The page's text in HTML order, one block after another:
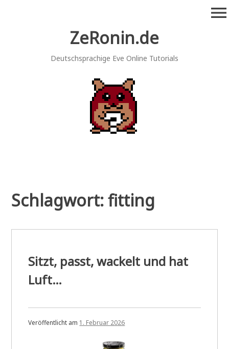
ZeRonin.de
Deutschsprachige Eve Online Tutorials
menu
Schlagwort:fitting
Sitzt, passt, wackelt und hat
Luft…
Veröffentlicht am 1. Februar 2026